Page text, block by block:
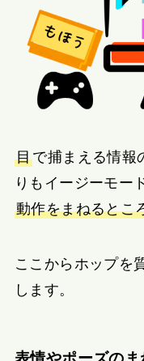
目で捕まえる情報
りもイージーモー
動作をまねるとこ
ここからホップを
します。